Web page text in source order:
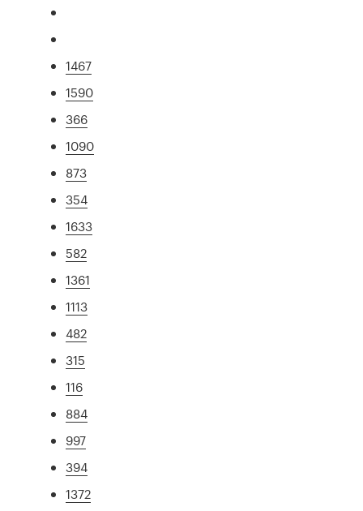
1467
1590
366
1090
873
354
1633
582
1361
1113
482
315
116
884
997
394
1372